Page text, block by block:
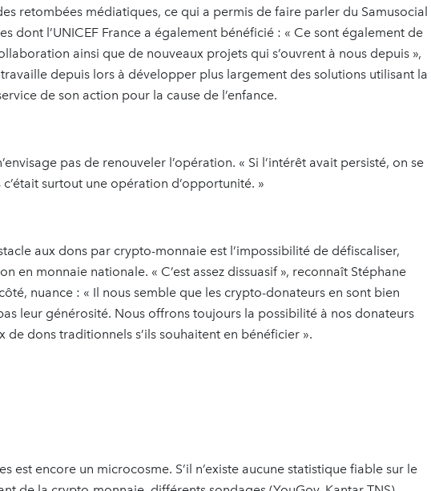
retombées médiatiques, ce qui a permis de faire parler du Samusocial
dont l’UNICEF France a également bénéficié : « Ce sont également de
ainsi que de nouveaux projets qui s’ouvrent à nous depuis »,
travaille depuis lors à développer plus largement des solutions utilisant la
de son action pour la cause de l’enfance.
pas de renouveler l’opération. « Si l’intérêt avait persisté, on se
surtout une opération d’opportunité. »
aux dons par crypto-monnaie est l’impossibilité de défiscaliser,
en monnaie nationale. « C’est assez dissuasif », reconnaît Stéphane
côté, nuance : « Il nous semble que les crypto-donateurs en sont bien
leur générosité. Nous offrons toujours la possibilité à nos donateurs
de dons traditionnels s’ils souhaitent en bénéficier ».
est encore un microcosme. S’il n’existe aucune statistique fiable sur le